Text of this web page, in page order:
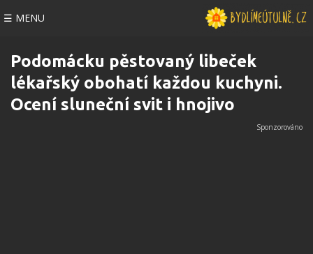
☰ MENU
Podomácku pěstovaný libeček
lékařský obohatí každou kuchyni.
Ocení sluneční svit i hnojivo